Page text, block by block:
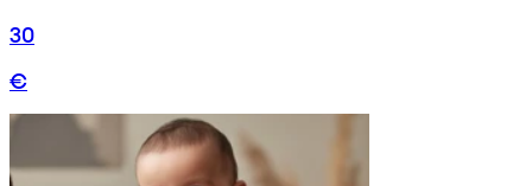
30
€